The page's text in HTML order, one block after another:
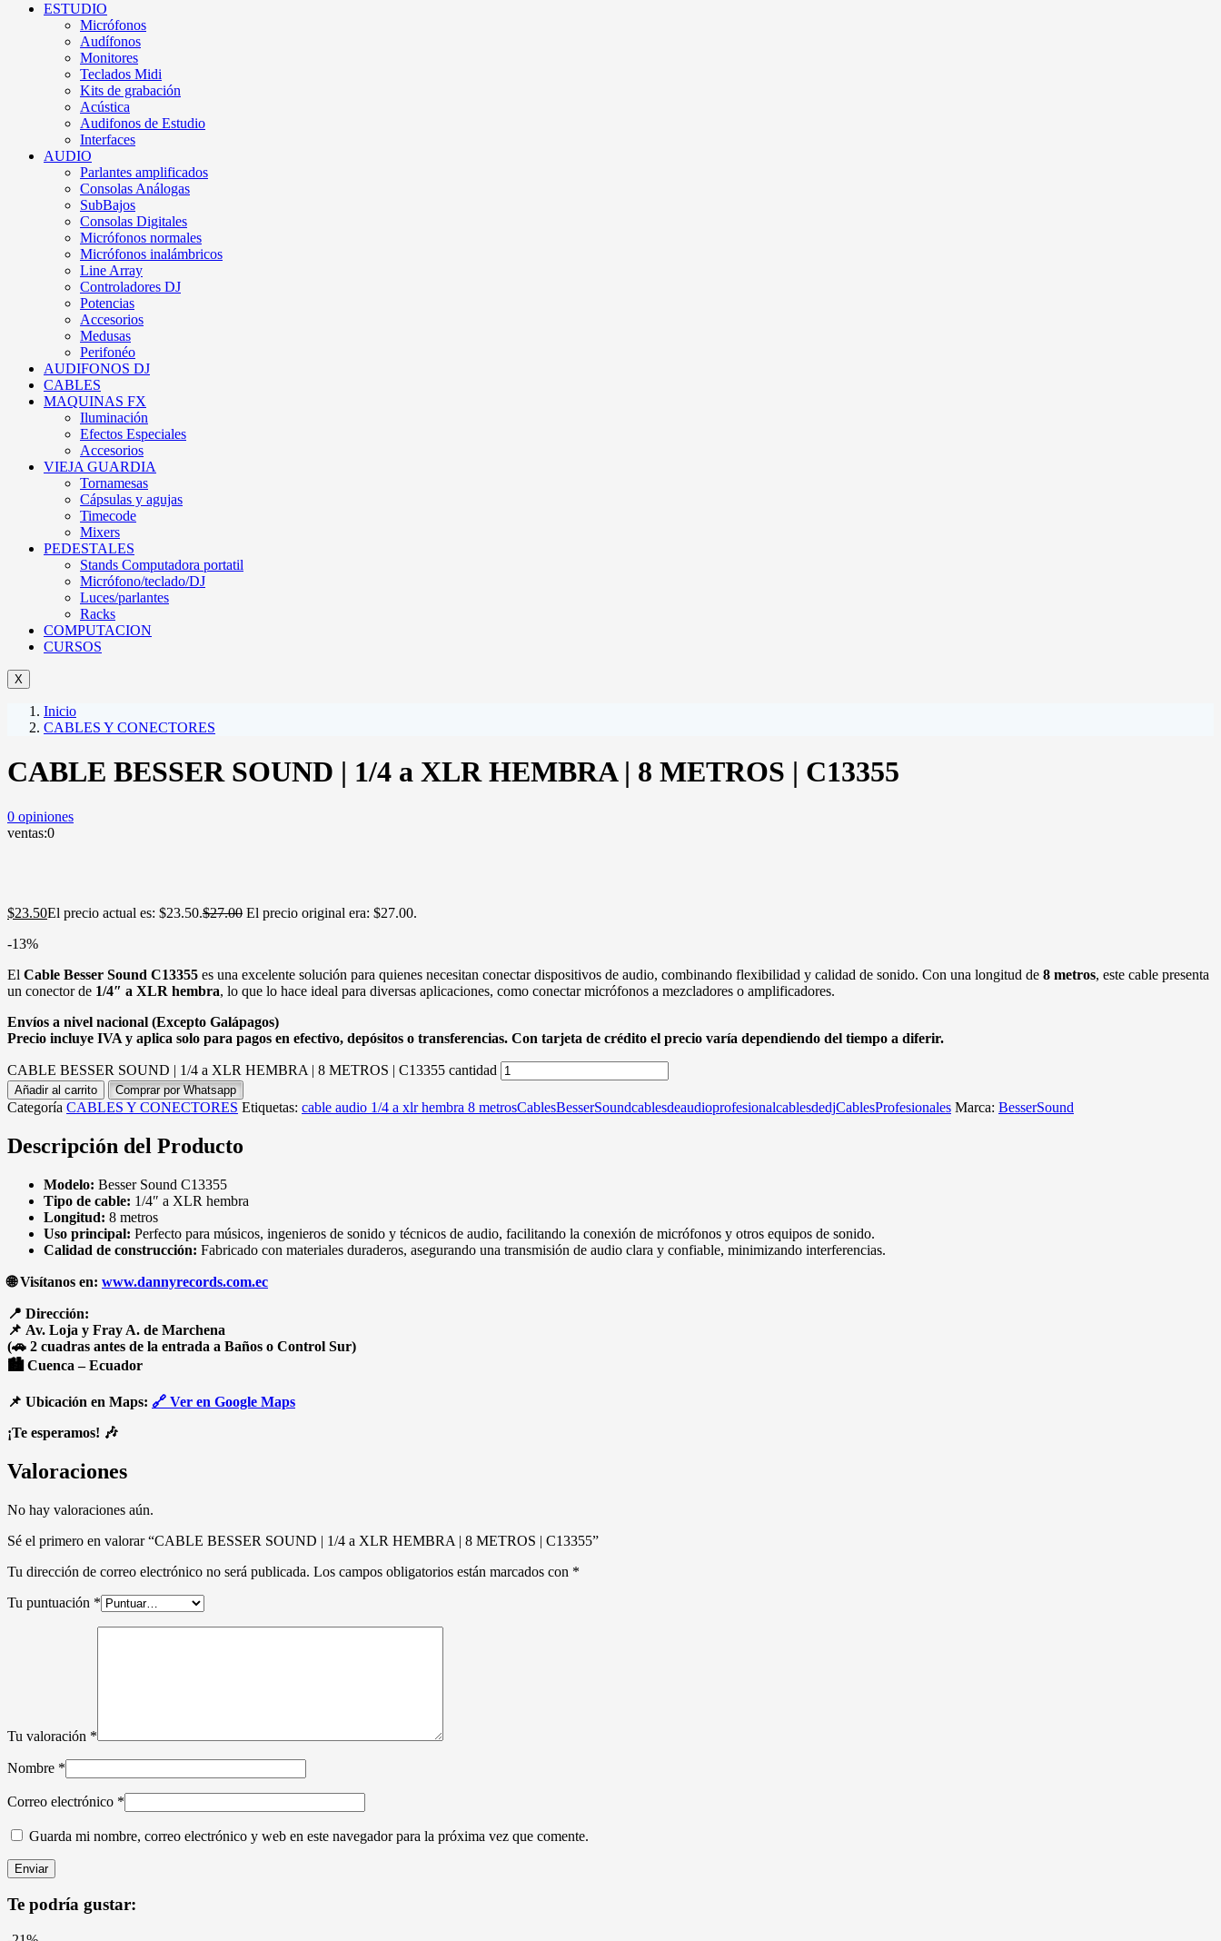
ESTUDIO
Micrófonos
Audífonos
Monitores
Teclados Midi
Kits de grabación
Acústica
Audifonos de Estudio
Interfaces
AUDIO
Parlantes amplificados
Consolas Análogas
SubBajos
Consolas Digitales
Micrófonos normales
Micrófonos inalámbricos
Line Array
Controladores DJ
Potencias
Accesorios
Medusas
Perifonéo
AUDIFONOS DJ
CABLES
MAQUINAS FX
Iluminación
Efectos Especiales
Accesorios
VIEJA GUARDIA
Tornamesas
Cápsulas y agujas
Timecode
Mixers
PEDESTALES
Stands Computadora portatil
Micrófono/teclado/DJ
Luces/parlantes
Racks
COMPUTACION
CURSOS
X
Inicio
CABLES Y CONECTORES
CABLE BESSER SOUND | 1/4 a XLR HEMBRA | 8 METROS | C13355
0 opiniones
ventas:0
$23.50El precio actual es: $23.50.$27.00 El precio original era: $27.00.
-13%
El Cable Besser Sound C13355 es una excelente solución para quienes necesitan conectar dispositivos de audio, combinando flexibilidad y calidad de sonido. Con una longitud de 8 metros, este cable presenta
un conector de 1/4″ a XLR hembra, lo que lo hace ideal para diversas aplicaciones, como conectar micrófonos a mezcladores o amplificadores.
Envíos a nivel nacional (Excepto Galápagos)
Precio incluye IVA y aplica solo para pagos en efectivo, depósitos o transferencias. Con tarjeta de crédito el precio varía dependiendo del tiempo a diferir.
CABLE BESSER SOUND | 1/4 a XLR HEMBRA | 8 METROS | C13355 cantidad
Añadir al carrito Comprar por Whatsapp
Categoría CABLES Y CONECTORES Etiquetas: cable audio 1/4 a xlr hembra 8 metrosCablesBesserSoundcablesdeaudioprofesionalcablesdedjCablesProfesionales Marca: BesserSound
Descripción del Producto
Modelo: Besser Sound C13355
Tipo de cable: 1/4″ a XLR hembra
Longitud: 8 metros
Uso principal: Perfecto para músicos, ingenieros de sonido y técnicos de audio, facilitando la conexión de micrófonos y otros equipos de sonido.
Calidad de construcción: Fabricado con materiales duraderos, asegurando una transmisión de audio clara y confiable, minimizando interferencias.
🌐 Visítanos en: www.dannyrecords.com.ec
📍 Dirección:
📌 Av. Loja y Fray A. de Marchena
(🚗 2 cuadras antes de la entrada a Baños o Control Sur)
🏙️ Cuenca – Ecuador
📌 Ubicación en Maps: 🔗 Ver en Google Maps
¡Te esperamos! 🎶
Valoraciones
No hay valoraciones aún.
Sé el primero en valorar “CABLE BESSER SOUND | 1/4 a XLR HEMBRA | 8 METROS | C13355”
Tu dirección de correo electrónico no será publicada. Los campos obligatorios están marcados con *
Tu puntuación *
Tu valoración *
Nombre *
Correo electrónico *
Guarda mi nombre, correo electrónico y web en este navegador para la próxima vez que comente.
Te podría gustar: